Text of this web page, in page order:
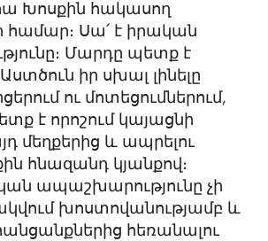
Խոսքին հակասող
համար։ Սա՛ է իրական
Մարդը պետք է
իր սխալ լինելը
ու մոտեցումներում,
է որոշում կայացնի
մեղքերից և ապրելու
հնազանդ կյանքով։
ապաշխարությունը չի
խոստովանությամբ և
հեռանալու